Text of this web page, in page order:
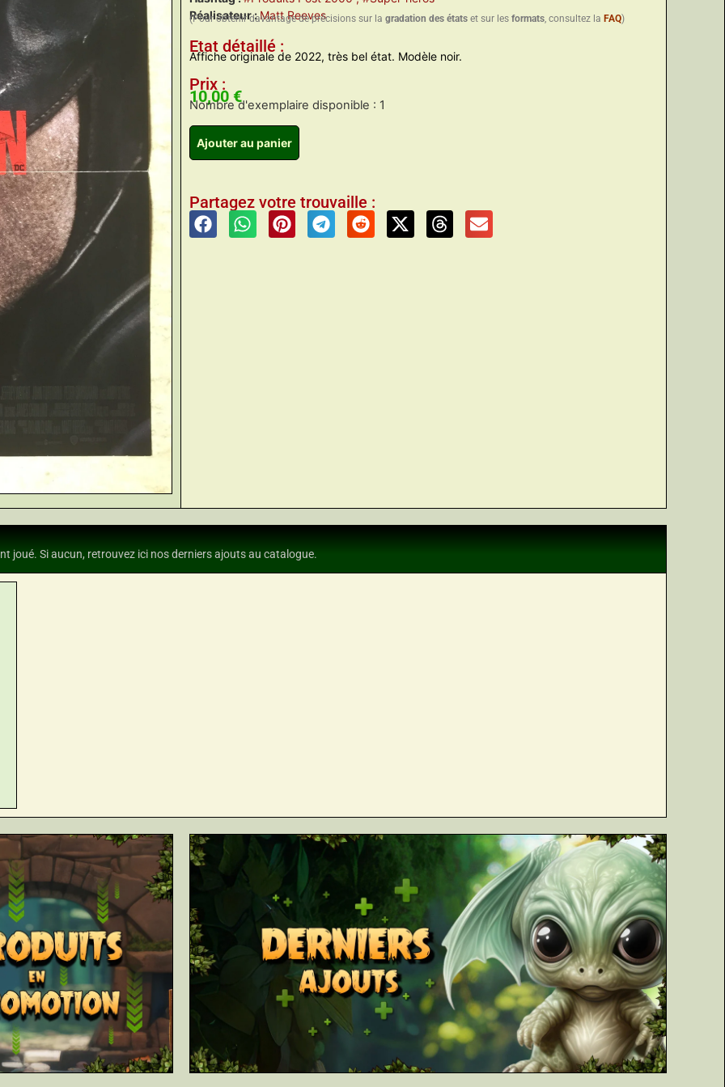
Réalisateur :Matt Reeves
(Pour obtenir davantage de précisions sur la gradation des états et sur les formats, consultez la FAQ)
Etat détaillé :
Affiche originale de 2022, très bel état. Modèle noir.
Prix :
10,00 €
Nombre d'exemplaire disponible : 1
Ajouter au panier
Partagez votre trouvaille :
joué. Si aucun, retrouvez ici nos derniers ajouts au catalogue.